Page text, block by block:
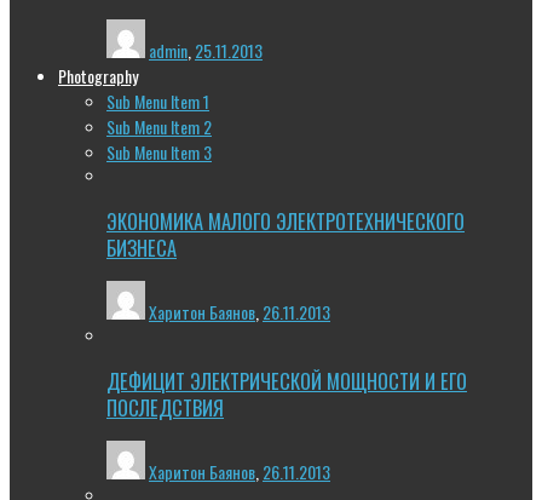
admin,25.11.2013
Photography
Sub Menu Item 1
Sub Menu Item 2
Sub Menu Item 3
ЭКОНОМИКА МАЛОГО ЭЛЕКТРОТЕХНИЧЕСКОГО
БИЗНЕСА
Харитон Баянов 26.11.2013
ДЕФИЦИТ ЭЛЕКТРИЧЕСКОЙ МОЩНОСТИ И ЕГО
ПОСЛЕДСТВИЯ
Харитон Баянов 26.11.2013